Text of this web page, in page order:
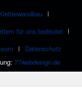
für uns bedeutet
Datenschutz
77webdesign.de